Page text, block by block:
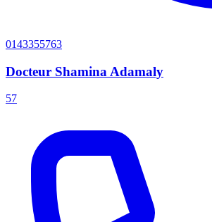
0143355763
Docteur Shamina Adamaly
57